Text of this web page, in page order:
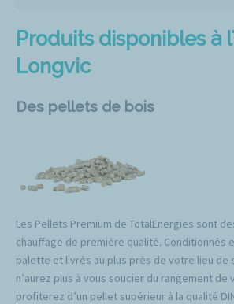
Produits disponibles à
Longvic
Des pellets de bois
Les Pellets Premium de TotalEnergies sont
chauffage de première qualité. Conditionnés
palette et livrés au plus près de votre lieu de
n’aurez plus à vous soucier du rangement de
profiterez d’un pellet supérieur à la qualité